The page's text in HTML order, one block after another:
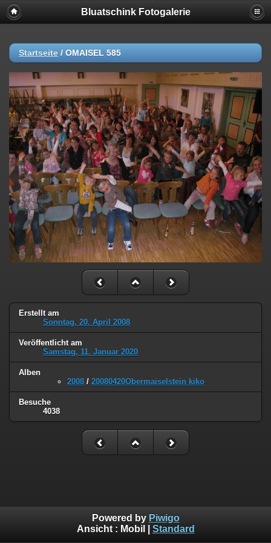
Bluatschink Fotogalerie
Startseite / OMAISEL 585
Erstellt am
Sonntag, 20. April 2008
Veröffentlicht am
Samstag, 11. Januar 2020
Alben
2008 / 20080420Obermaiselstein kiko
Besuche
4038
Powered by Piwigo
Ansicht : Mobil Standard